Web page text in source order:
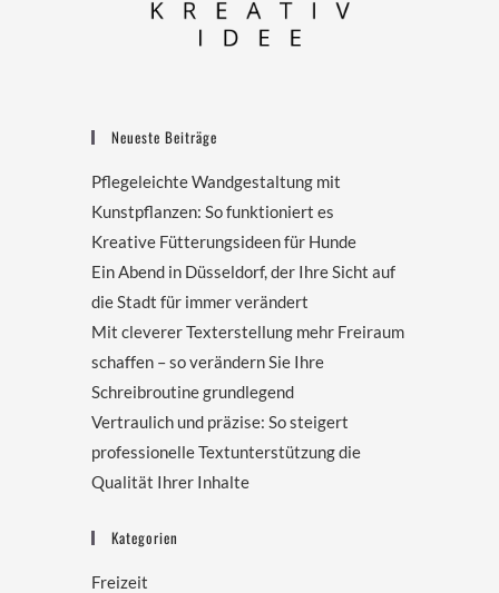
Neueste Beiträge
Pflegeleichte Wandgestaltung mit
Kunstpflanzen: So funktioniert es
Kreative Fütterungsideen für Hunde
Ein Abend in Düsseldorf, der Ihre Sicht auf
die Stadt für immer verändert
Mit cleverer Texterstellung mehr Freiraum
schaffen – so verändern Sie Ihre
Schreibroutine grundlegend
Vertraulich und präzise: So steigert
professionelle Textunterstützung die
Qualität Ihrer Inhalte
Kategorien
Freizeit